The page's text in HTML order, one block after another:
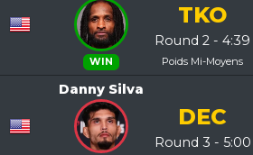
WIN
TKO
Round 2 - 4:39
Poids Mi-Moyens
Danny Silva
DEC
Round 3 - 5:00